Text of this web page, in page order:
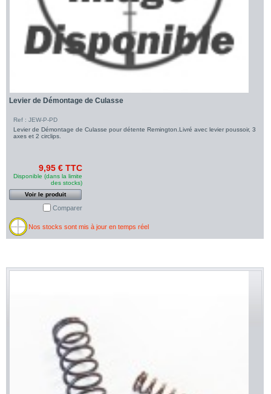
Levier de Démontage de Culasse
Ref : JEW-P-PD
Levier de Démontage de Culasse pour détente Remington.Livré avec levier poussoir, 3
axes et 2 circlips.
9,95 € TTC
Disponible (dans la limite
des stocks)
Voir le produit
Comparer
Nos stocks sont mis à jour en temps réel